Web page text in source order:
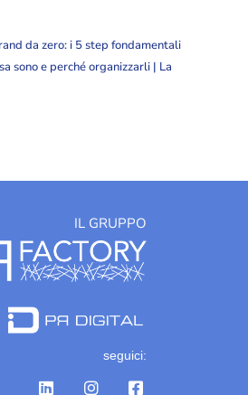
da zero: i 5 step fondamentali
sono e perché organizzarli | La
IL GRUPPO
seguici: